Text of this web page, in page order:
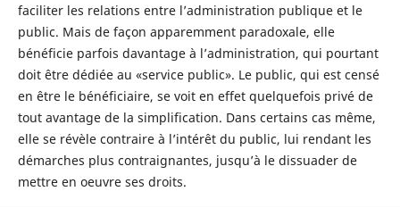
faciliter les relations entre l’administration publique et le
public. Mais de façon apparemment paradoxale, elle
bénéficie parfois davantage à l’administration, qui pourtant
doit être dédiée au «service public». Le public, qui est censé
en être le bénéficiaire, se voit en effet quelquefois privé de
tout avantage de la simplification. Dans certains cas même,
elle se révèle contraire à l’intérêt du public, lui rendant les
démarches plus contraignantes, jusqu’à le dissuader de
mettre en oeuvre ses droits.